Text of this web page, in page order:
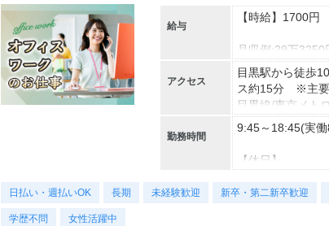
給与
【時給】1700円
月収例:29万
場合
◆日払いOK！支
※規定・支払い条
アクセス
目黒駅から徒歩
ス約15分 ※主要
目黒線/東京メト
勤務時間
9:45～18:45(実
【休日】
日払い・週払いOK 長期 未経験歓迎 新卒・第二新卒歓迎
学歴不問 女性活躍中